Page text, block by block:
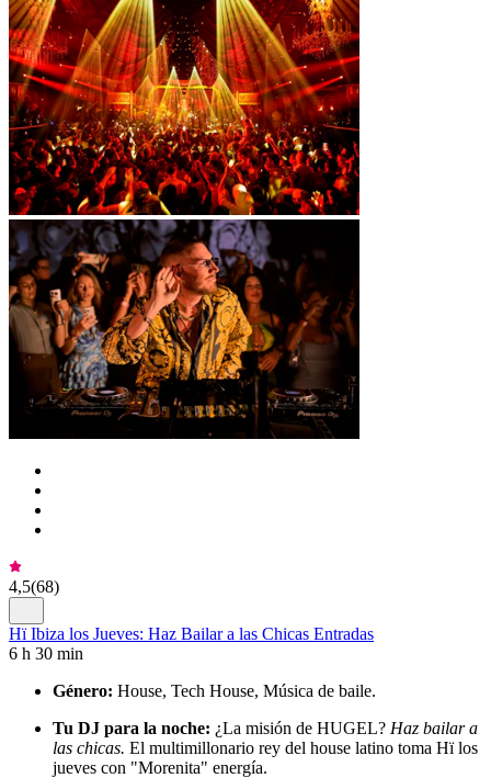
4,5(68)
Hï Ibiza los Jueves: Haz Bailar a las Chicas Entradas
6 h 30 min
Género: House, Tech House, Música de baile.
Tu DJ para la noche: ¿La misión de HUGEL? Haz bailar a
las chicas. El multimillonario rey del house latino toma Hï los
jueves con "Morenita" energía.